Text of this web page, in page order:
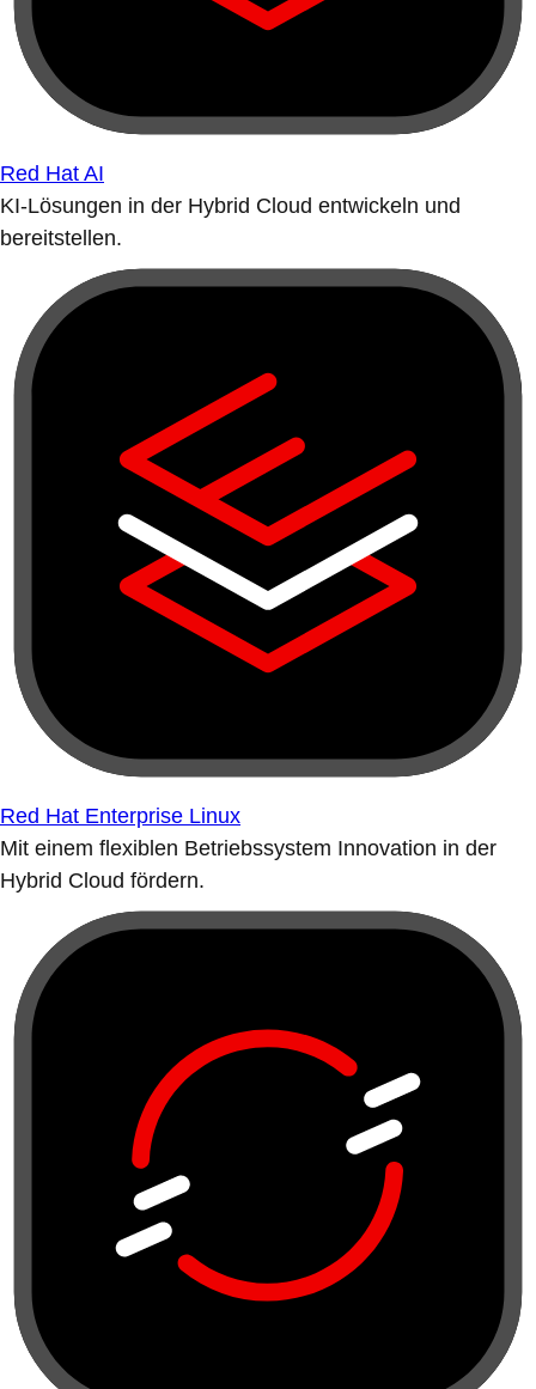
Red Hat AI
KI-Lösungen in der Hybrid Cloud entwickeln und
bereitstellen.
Red Hat Enterprise Linux
Mit einem flexiblen Betriebssystem Innovation in der
Hybrid Cloud fördern.